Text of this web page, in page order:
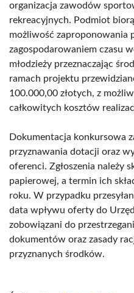
organizacja zawodów
rekreacyjnych. Podmiot
możliwość zaproponowania
zagospodarowaniem czasu
młodzieży przeznaczając
ramach projektu
100.000,00 złotych, z
całkowitych kosztów
Dokumentacja konkursowa
przyznawania dotacji oraz
oferenci. Zgłoszenia należy
papierowej, a termin ich
roku. W przypadku
data wpływu oferty do
zobowiązani do
dokumentów oraz zasady
przyznanych środków.